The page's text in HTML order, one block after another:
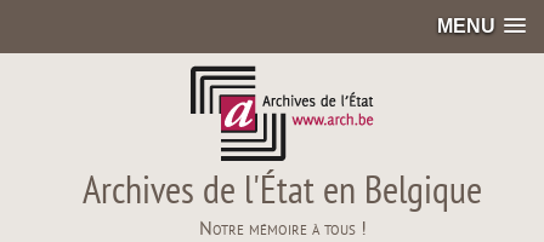
MENU
Archives de l'État en Belgique
Notre mémoire à tous !